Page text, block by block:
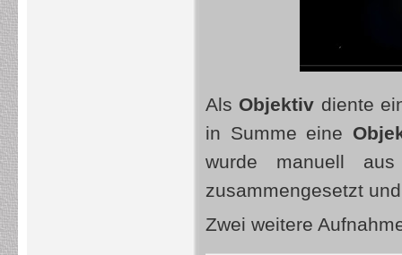
Als Objektiv diente
in Summe eine
wurde manuell aus
zusammengesetzt
Zwei weitere